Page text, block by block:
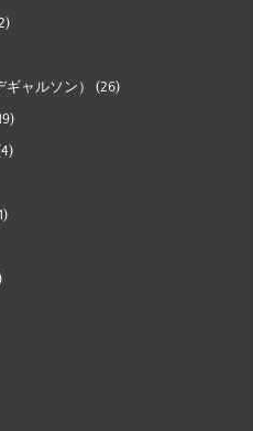
ャルソン） (26)